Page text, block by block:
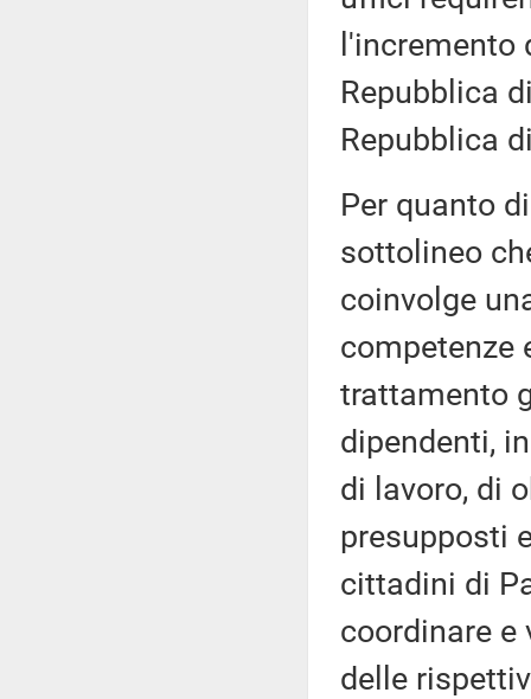
l'incremento
Repubblica
Repubblica
Per quanto
sottolineo
coinvolge
competenze
trattamento
dipendenti,
di lavoro, di
presupposti
cittadini di
coordinare
delle